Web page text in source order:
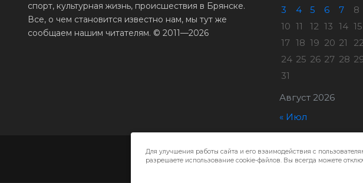
спорт, культурная жизнь, происшествия в Брянске.
Все, о чем становится известно нам, мы тут же
сообщаем нашим читателям. © 2011—2026
Август 2026
3
4 5 6 7 8
10 11 12 13 14 15
17 18 19 20 21
24 25 26 27 28
31
« Июл
Для улучшения работы сайта и его взаимодействия с
разрешаете использование cookie-файлов. Вы всегда можете